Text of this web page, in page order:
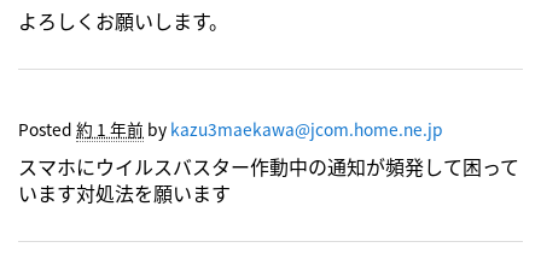
よろしくお願いします。
Posted 約 1 年前 by kazu3maekawa@jcom.home.ne.jp
スマホにウイルスバスター作動中の通知が頻発して困って
います対処法を願います